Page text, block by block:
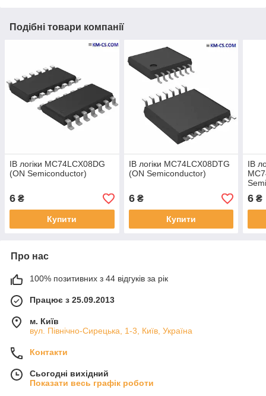
Подібні товари компанії
ІВ логіки MC74LCX08DG
(ON Semiconductor)
6 ₴
Купити
ІВ логіки MC74LCX08DTG
(ON Semiconductor)
6₴
Купити
ІВ
6 ₴
Про нас
100% позитивних з 44 відгуків за рік
Працює з 25.09.2013
м. Київ
вул. Північно-Сирецька, 1-3, Київ, Україна
Контакти
Сьогодні вихідний
Показати весь графік роботи